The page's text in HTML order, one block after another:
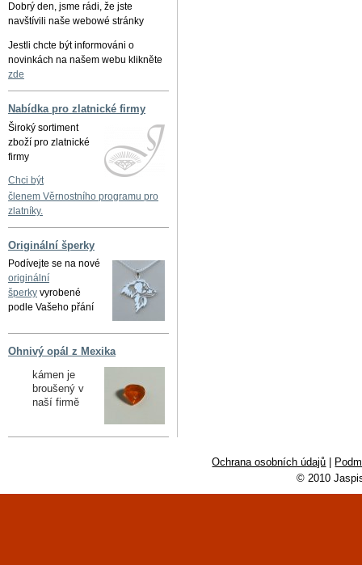
Dobrý den, jsme rádi, že jste
navštívili naše webowé stránky
Jestli chcte být informováni o
novinkách na našem webu klikněte
zde
Nabídka pro zlatnické firmy
Široký sortiment
zboží pro zlatnické
firmy
Chci být
členem Věrnostního programu pro
zlatníky.
Originální šperky
Podívejte se na nové
originální
šperky vyrobené
podle Vašeho přání
Ohnivý opál z Mexika
kámen je
broušený v
naší firmě
Ochrana osobních údajů
© 2010